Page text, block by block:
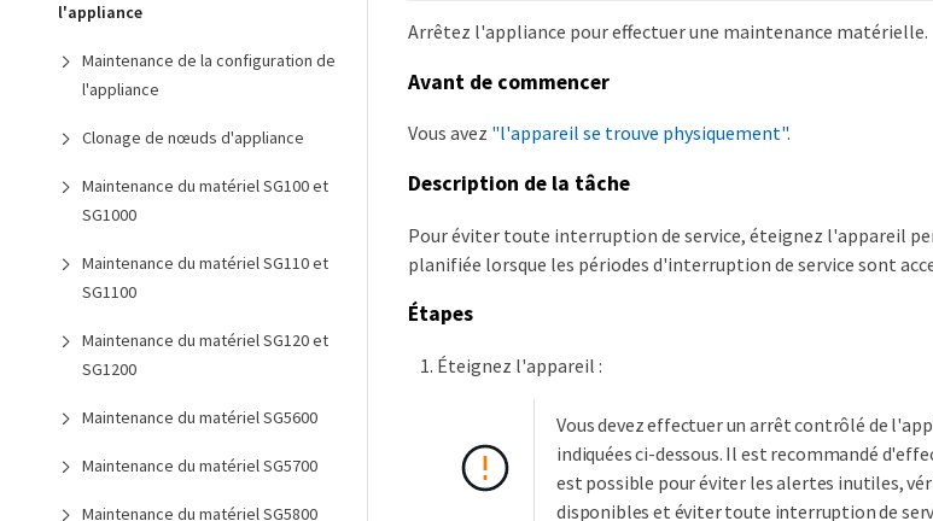
l'appliance
Maintenance de la configuration de
l'appliance
Clonage de nœuds d'appliance
Maintenance du matériel SG100 et
SG1000
Maintenance du matériel SG110 et
SG1100
Maintenance du matériel SG120 et
SG1200
Maintenance du matériel SG5600
Maintenance du matériel SG5700
Maintenance du matériel SG5800
Arrêtez l'appliance pour effectuer une maintenance matérielle.
Avant de commencer
Vous avez "l'appareil se trouve physiquement".
Description de la tâche
Pour éviter toute interruption de service, éteignez l'appareil
planifiée lorsque les périodes d'interruption de service sont
Étapes
Éteignez l'appareil :
Vous devez effectuer un arrêt contrôlé de
indiquées ci-dessous. Il est recommandé
est possible pour éviter les alertes inutiles,
disponibles et éviter toute interruption de